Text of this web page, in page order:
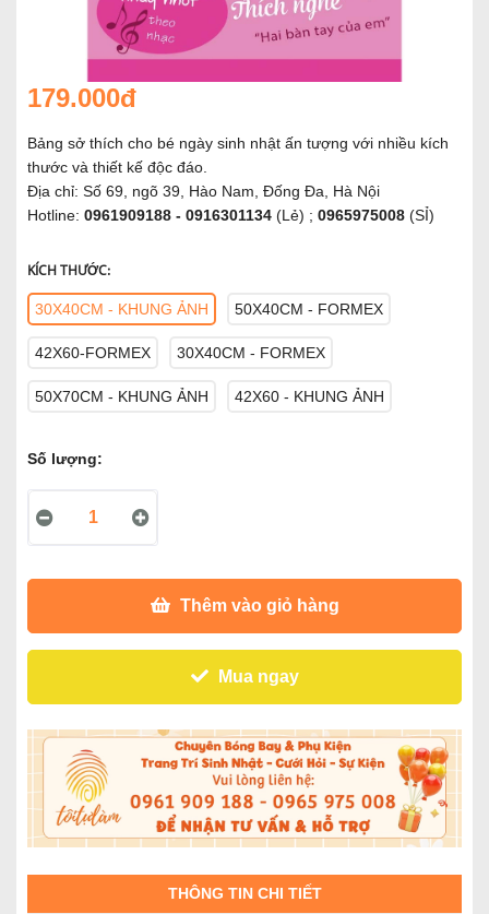
179.000đ
Bảng sở thích cho bé ngày sinh nhật ấn tượng với nhiều kích
thước và thiết kế độc đáo.
Địa chỉ: Số 69, ngõ 39, Hào Nam, Đống Đa, Hà Nội
Hotline: 0961909188 - 0916301134 (Lẻ) ; 0965975008 (SỈ)
KÍCH THƯỚC:
30X40CM - KHUNG ẢNH 50X40CM - FORMEX
42X60-FORMEX 30X40CM - FORMEX
50X70CM - KHUNG ẢNH 42X60 - KHUNG ẢNH
Số lượng:
Thêm vào giỏ hàng
Mua ngay
THÔNG TIN CHI TIẾT